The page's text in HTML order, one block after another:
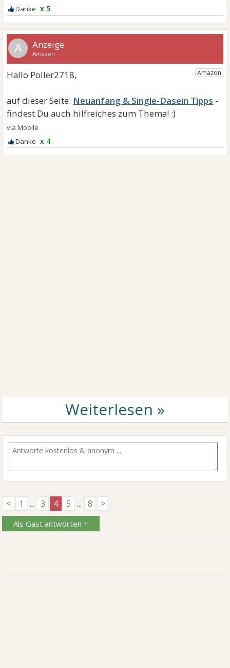
x 5
A
Neuanfang & Single-Dasein Tipps
x 4
< 1 ... 3 4 5 ... 8 >
Als Gast antworten +